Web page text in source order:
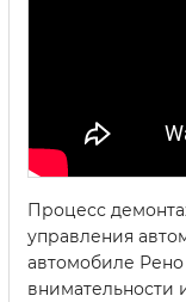
Процесс
управления
автомобиле
внимательности